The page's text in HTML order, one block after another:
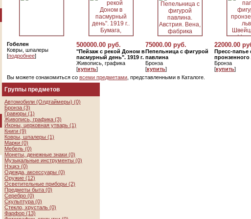
Гобелен
Ковры, шпалеры
[подробнее]
500000.00 руб.
"Пейзаж с рекой Доном в
пасмурный день". 1919 г.
Живопись, графика
[купить]
75000.00 руб.
Пепельница с фигурой
павлина
Бронза
[купить]
22000.00
Пресс-папье
пронзенного
Бронза
[купить]
Вы можете ознакомиться со всеми предметами , представленными в Каталоге.
Группы предметов
Автомобили (Олдтаймеры) (0)
Бронза (3)
Гравюры (1)
Живопись, графика (3)
Иконы, церковная утварь (1)
Книги (9)
Ковры, шпалеры (1)
Марки (0)
Мебель (0)
Монеты, денежные знаки (0)
Музыкальные инструменты (0)
Нэцкэ (0)
Одежда, аксессуары (0)
Оружие (12)
Осветительные приборы (2)
Предметы быта (0)
Серебро (0)
Скульптура (0)
Стекло, хрусталь (0)
Фарфор (13)